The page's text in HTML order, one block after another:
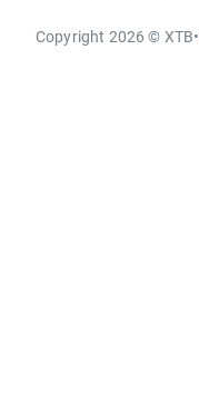
Copyright 2026 © XTB•